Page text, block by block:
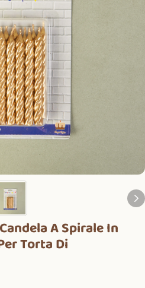
A Spirale In
Torta Di